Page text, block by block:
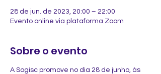
28 de jun. de 2023, 20:00 – 22:00
Evento online via plataforma Zoom
Sobre o evento
A Sogisc promove no dia 28 de junho, às